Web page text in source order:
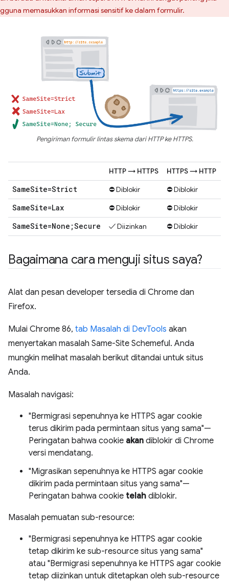
memasukkan informasi sensitif ke dalam formulir.
Pengiriman formulir lintas skema dari HTTP ke HTTPS.
HTTP → HTTPS HTTPS → HTTP
SameSite=Strict ⛔ Diblokir ⛔ Diblokir
SameSite=Lax ⛔ Diblokir ⛔ Diblokir
SameSite=None;Secure ✓ Diizinkan ⛔ Diblokir
Bagaimana cara menguji situs saya?
Alat dan pesan developer tersedia di Chrome dan
Firefox.
Mulai Chrome 86, tab Masalah di DevTools akan
menyertakan masalah Same-Site Schemeful. Anda
mungkin melihat masalah berikut ditandai untuk situs
Anda.
Masalah navigasi:
"Bermigrasi sepenuhnya ke HTTPS agar cookie
terus dikirim pada permintaan situs yang sama"—
Peringatan bahwa cookie akan diblokir di Chrome
versi mendatang.
"Migrasikan sepenuhnya ke HTTPS agar cookie
dikirim pada permintaan situs yang sama"—
Peringatan bahwa cookie telah diblokir.
Masalah pemuatan sub-resource:
"Bermigrasi sepenuhnya ke HTTPS agar cookie
tetap dikirim ke sub-resource situs yang sama"
atau "Bermigrasi sepenuhnya ke HTTPS agar cookie
tetap diizinkan untuk ditetapkan oleh sub-resource